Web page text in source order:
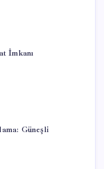
İmkanı
Güneşli